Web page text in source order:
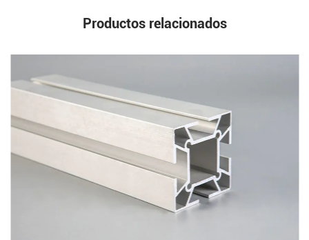
El material inferior adopta la forma de caída alta y baja, que no
cubrir el riel del material deslizante, de modo que la forma
general de la ventana es más hermosa y generosa. La serie
grande tiene tres series pequeñas, que pueden cumplir con los
tres requisitos diferentes de vidrio doble, vidrio simple y sin tira
de presión, y tienen una gran versatilidad entre sí.
La cantidad de moldes es grande y las secciones están
completas, lo que puede satisfacer cualquier tipo de ventana.
Productos relacionados